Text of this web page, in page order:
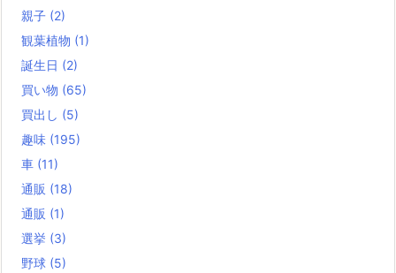
親子 (2)
観葉植物 (1)
誕生日 (2)
買い物 (65)
買出し (5)
趣味 (195)
車 (11)
通販 (18)
通販 (1)
選挙 (3)
野球 (5)